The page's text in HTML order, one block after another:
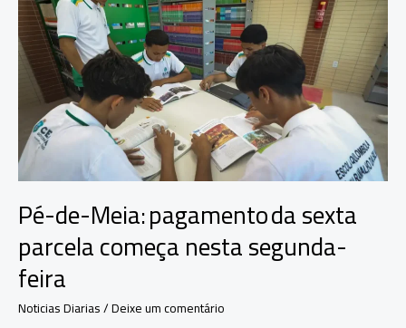
após
abandono
em
Manaus
Pé-de-Meia: pagamento da sexta
parcela começa nesta segunda-
feira
Noticias Diarias/Deixe um comentário